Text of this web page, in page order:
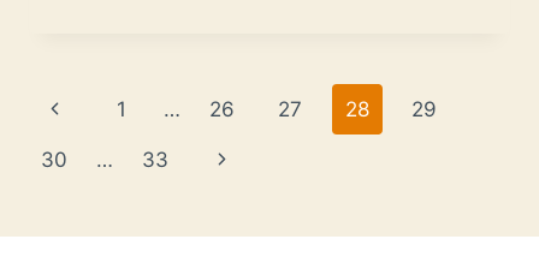
Navegación
de
Página
anterior
1 … 26 27 28 29
30 … 33
Siguiente